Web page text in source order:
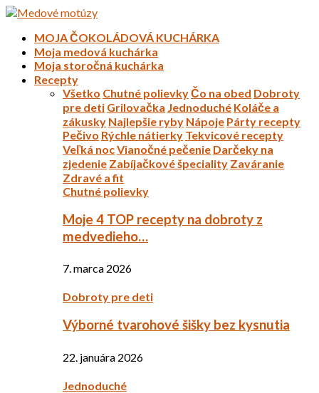
MOJA ČOKOLÁDOVÁ KUCHÁRKA
Moja medová kuchárka
Moja storočná kuchárka
Recepty
Všetko Chutné polievkyČo na obed Dobroty
pre deti Grilovačka Jednoduché Koláče a
zákusky Najlepšie ryby Nápoje Párty recepty
Pečivo Rýchle nátierky Tekvicové recepty
Veľká nocVianočné pečenie Darčeky na
zjedenie Zabíjačkové špeciality Zaváranie
Zdravé a fit
Chutné polievky
Moje 4 TOP recepty na dobroty z
medvedieho…
7. marca 2026
Dobroty pre deti
Výborné tvarohové šišky bez kysnutia
22. januára 2026
Jednoduché